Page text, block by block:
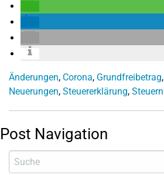
Änderungen, Corona, Grundfreibetrag,
Neuerungen, Steuererklärung, Steuern
Post Navigation